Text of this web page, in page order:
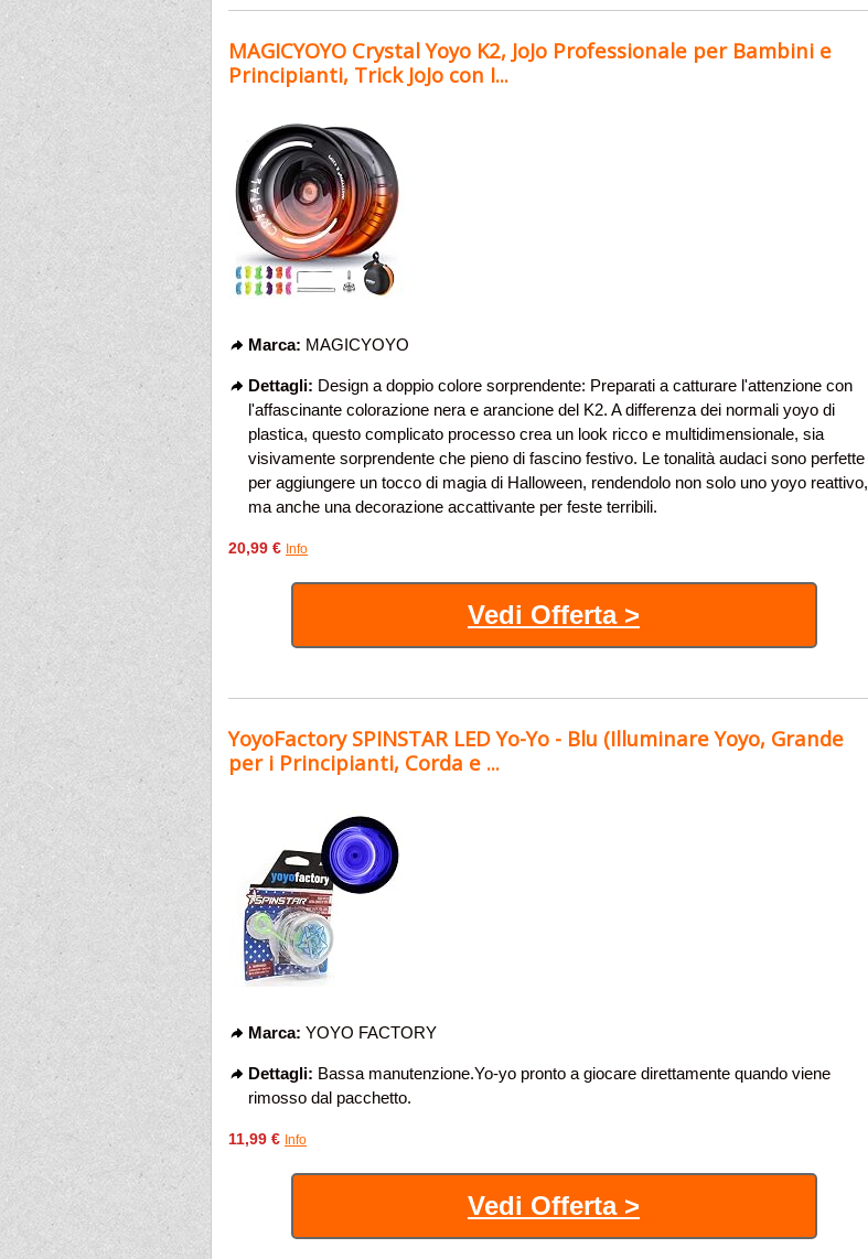
MAGICYOYO Crystal Yoyo K2, JoJo Professionale per Bambini e
Principianti, Trick JoJo con I...
Marca: MAGICYOYO
Dettagli: Design a doppio colore sorprendente: Preparati a catturare l'attenzione con
l'affascinante colorazione nera e arancione del K2. A differenza dei normali yoyo di
plastica, questo complicato processo crea un look ricco e multidimensionale, sia
visivamente sorprendente che pieno di fascino festivo. Le tonalità audaci sono perfette
per aggiungere un tocco di magia di Halloween, rendendolo non solo uno yoyo reattivo,
ma anche una decorazione accattivante per feste terribili.
20,99 € Info
Vedi Offerta >
YoyoFactory SPINSTAR LED Yo-Yo - Blu (Illuminare Yoyo, Grande
per i Principianti, Corda e ...
Marca: YOYO FACTORY
Dettagli: Bassa manutenzione.Yo-yo pronto a giocare direttamente quando viene
rimosso dal pacchetto.
11,99 € Info
Vedi Offerta >